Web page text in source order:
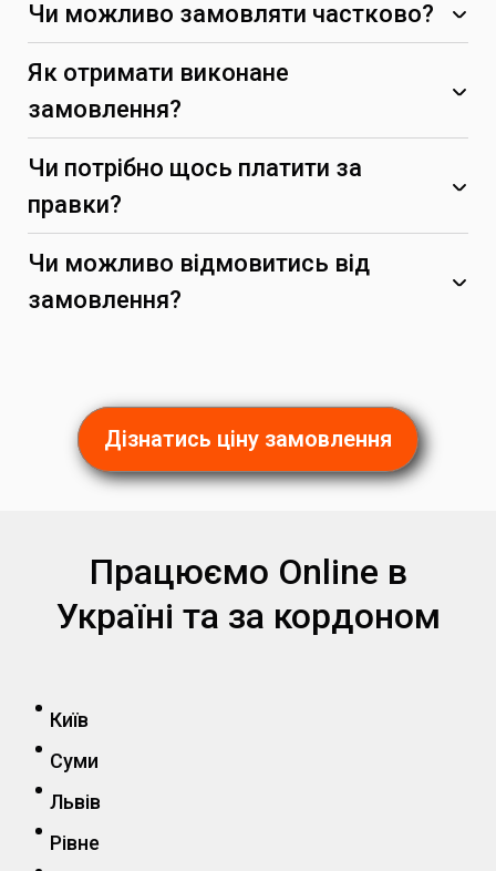
Чи можливо замовляти частково?
Як отримати виконане
замовлення?
Чи потрібно щось платити за
правки?
Чи можливо відмовитись від
замовлення?
Дізнатись ціну замовлення
Працюємо Online в
Україні та за кордоном
Київ
Суми
Львів
Рівне